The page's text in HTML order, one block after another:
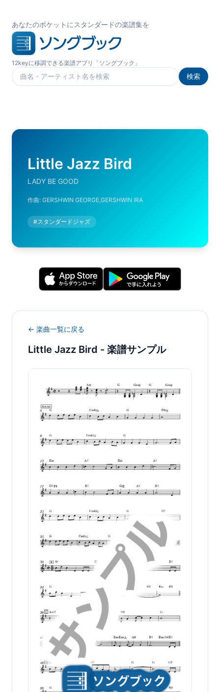
あなたのポケットにスタンダードの楽譜集を
12keyに移調できる楽譜アプリ「ソングブック」
楽曲を検索
検索
Little Jazz Bird
LADY BE GOOD
作曲: GERSHWIN GEORGE,GERSHWIN IRA
#スタンダードジャズ
← 楽曲一覧に戻る
Little Jazz Bird - 楽譜サンプル